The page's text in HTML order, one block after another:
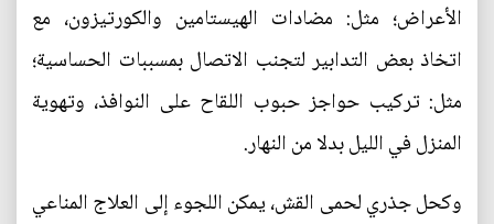
الأعراض؛ مثل: مضادات ‫الهيستامين والكورتيزون، مع
اتخاذ بعض التدابير لتجنب الاتصال بمسببات ‫الحساسية؛
مثل: تركيب حواجز حبوب اللقاح على النوافذ، وتهوية
المنزل في ‫الليل بدلا من النهار.‬‬‬‬
‫وكحل جذري لحمى القش، يمكن اللجوء إلى العلاج المناعي